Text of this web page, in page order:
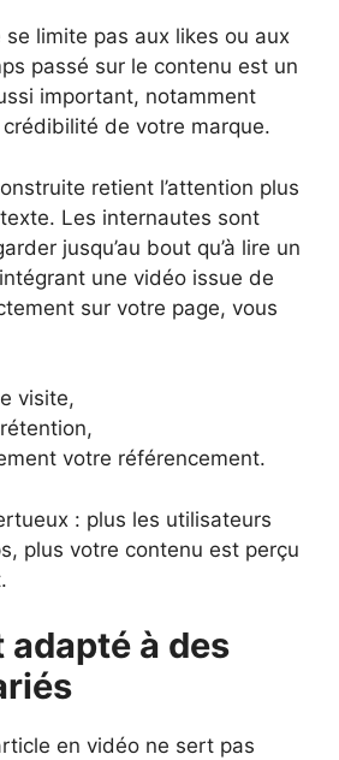
se limite pas aux likes ou aux
passé sur le contenu est un
important, notamment
crédibilité de votre marque.
retient l’attention plus
texte. Les internautes sont
jusqu’au bout qu’à lire un
une vidéo issue de
sur votre page, vous
visite,
votre référencement.
: plus les utilisateurs
plus votre contenu est perçu
adapté à des
en vidéo ne sert pas